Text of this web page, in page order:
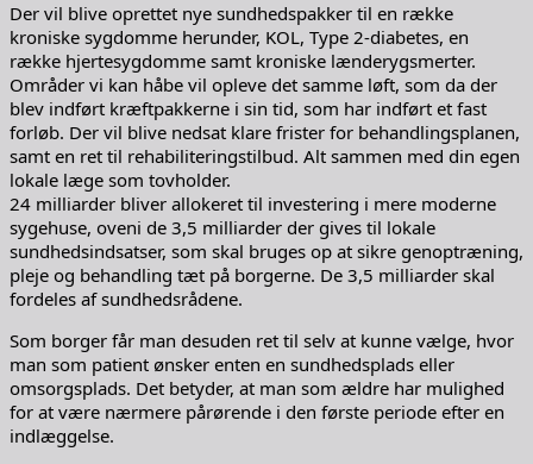
Der vil blive oprettet nye sundhedspakker til en række
kroniske sygdomme herunder, KOL, Type 2-diabetes, en
række hjertesygdomme samt kroniske lænderygsmerter.
Områder vi kan håbe vil opleve det samme løft, som da der
blev indført kræftpakkerne i sin tid, som har indført et fast
forløb. Der vil blive nedsat klare frister for behandlingsplanen,
samt en ret til rehabiliteringstilbud. Alt sammen med din egen
lokale læge som tovholder.
24 milliarder bliver allokeret til investering i mere moderne
sygehuse, oveni de 3,5 milliarder der gives til lokale
sundhedsindsatser, som skal bruges op at sikre genoptræning,
pleje og behandling tæt på borgerne. De 3,5 milliarder skal
fordeles af sundhedsrådene.
Som borger får man desuden ret til selv at kunne vælge, hvor
man som patient ønsker enten en sundhedsplads eller
omsorgsplads. Det betyder, at man som ældre har mulighed
for at være nærmere pårørende i den første periode efter en
indlæggelse.